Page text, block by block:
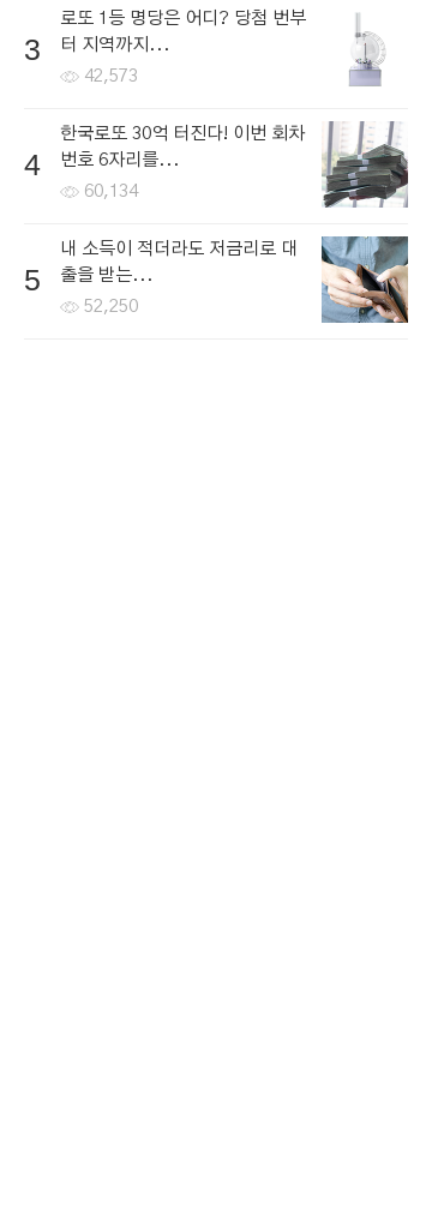
3
로또 1등 명당은 어디? 당첨 번부
터 지역까지...
42,573
4
한국로또 30억 터진다! 이번 회차
번호 6자리를...
60,134
5
내 소득이 적더라도 저금리로 대
출을 받는...
52,250